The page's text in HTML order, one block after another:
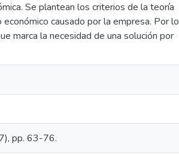
Se plantean los criterios de la teoría
causado por la empresa. Por lo
marca la necesidad de una solución por
pp. 63-76.